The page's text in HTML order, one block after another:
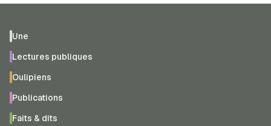
Une
Lectures publiques
Oulipiens
Publications
Faits & dits